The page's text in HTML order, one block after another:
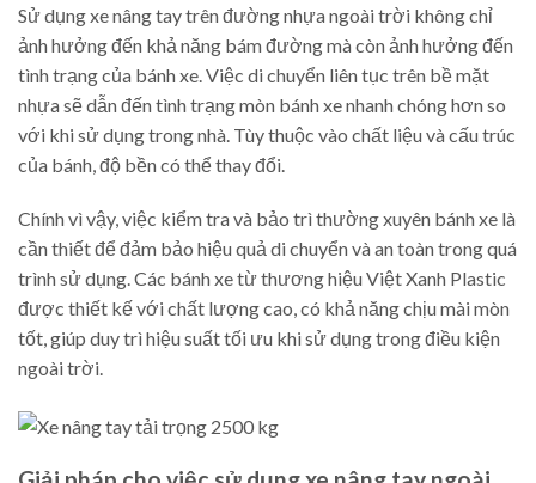
Sử dụng xe nâng tay trên đường nhựa ngoài trời không chỉ
ảnh hưởng đến khả năng bám đường mà còn ảnh hưởng đến
tình trạng của bánh xe. Việc di chuyển liên tục trên bề mặt
nhựa sẽ dẫn đến tình trạng mòn bánh xe nhanh chóng hơn so
với khi sử dụng trong nhà. Tùy thuộc vào chất liệu và cấu trúc
của bánh, độ bền có thể thay đổi.
Chính vì vậy, việc kiểm tra và bảo trì thường xuyên bánh xe là
cần thiết để đảm bảo hiệu quả di chuyển và an toàn trong quá
trình sử dụng. Các bánh xe từ thương hiệu Việt Xanh Plastic
được thiết kế với chất lượng cao, có khả năng chịu mài mòn
tốt, giúp duy trì hiệu suất tối ưu khi sử dụng trong điều kiện
ngoài trời.